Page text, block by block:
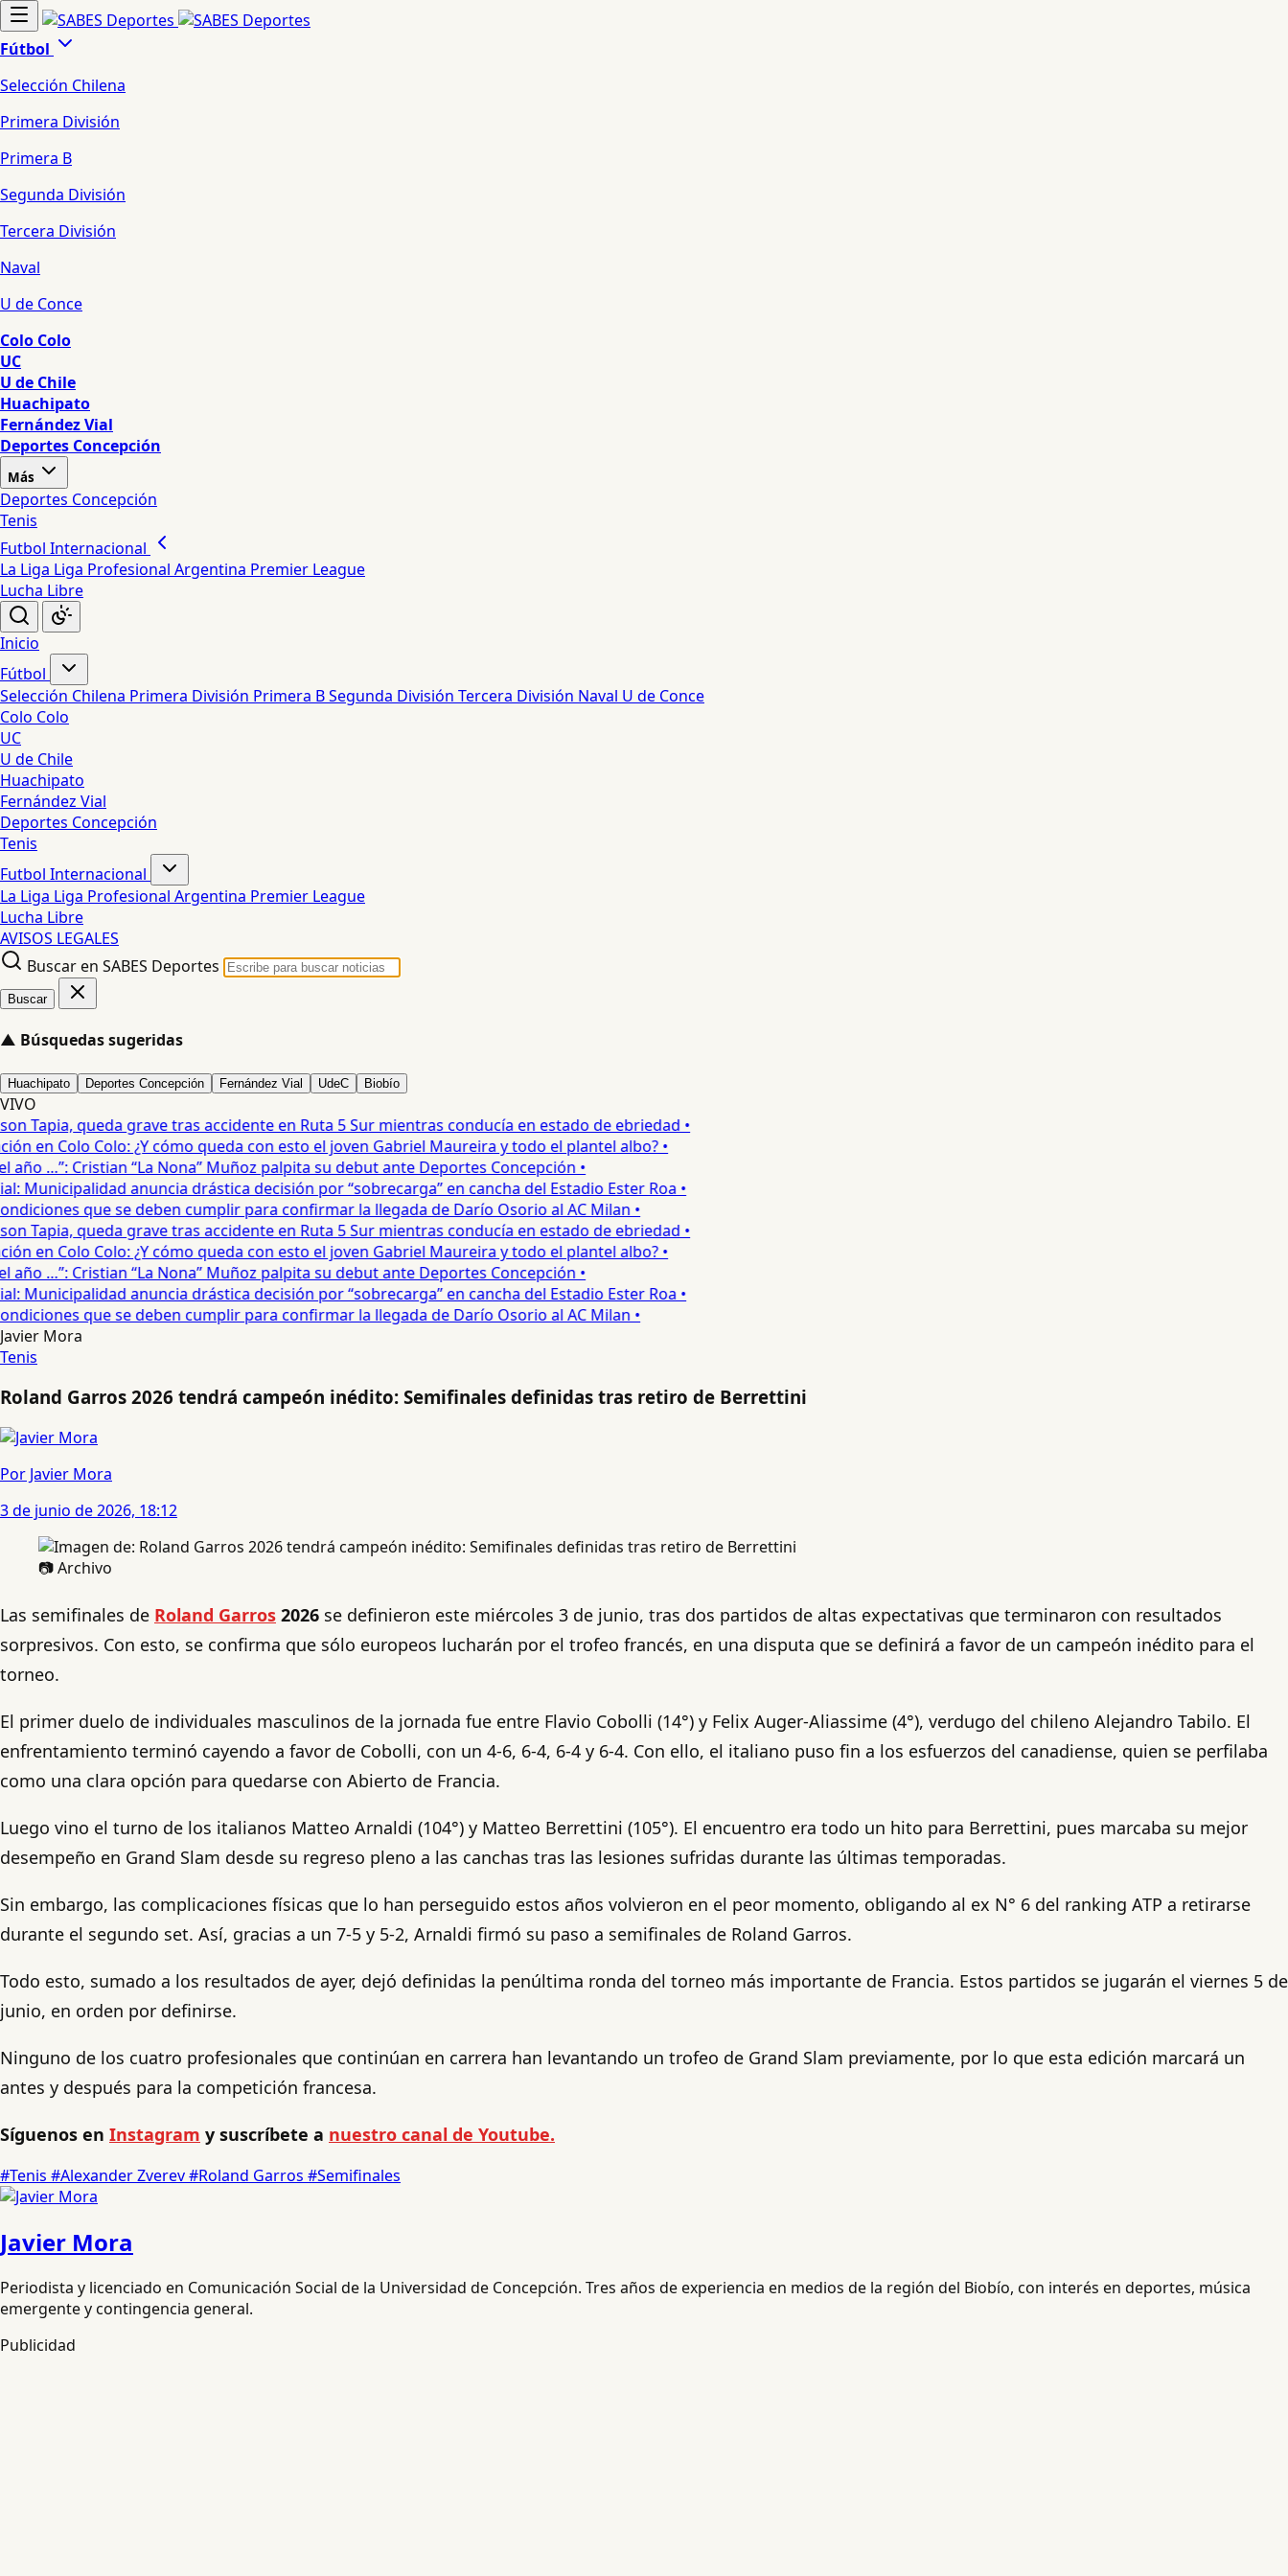
Fútbol
Selección Chilena
Primera División
Primera B
Segunda División
Tercera División
Naval
U de Conce
Colo Colo
UC
U de Chile
Huachipato
Fernández Vial
Deportes Concepción
Más
Deportes Concepción
Tenis
Futbol Internacional
La Liga Liga Profesional Argentina Premier League
Lucha Libre
Inicio
Fútbol
Selección Chilena Primera División Primera BSegunda División Tercera División Naval U de Conce
Colo Colo
UC
U de Chile
Huachipato
Fernández Vial
Deportes Concepción
Tenis
Futbol Internacional
La Liga Liga Profesional Argentina Premier League
Lucha Libre
AVISOS LEGALES
Buscar en SABES Deportes
Buscar
▲ Búsquedas sugeridas
Huachipato Deportes Concepción Fernández Vial UdeC Biobío
VIVO
Tapia, queda grave tras accidente en Ruta 5 Sur mientras conducía en estado de ebriedad •
en Colo Colo: ¿Y cómo queda con esto el joven Gabriel Maureira y todo el plantel albo? •
…”: Cristian “La Nona” Muñoz palpita su debut ante Deportes Concepción •
Municipalidad anuncia drástica decisión por “sobrecarga” en cancha del Estadio Ester Roa •
que se deben cumplir para confirmar la llegada de Darío Osorio al AC Milan •
Tapia, queda grave tras accidente en Ruta 5 Sur mientras conducía en estado de ebriedad •
en Colo Colo: ¿Y cómo queda con esto el joven Gabriel Maureira y todo el plantel albo? •
…”: Cristian “La Nona” Muñoz palpita su debut ante Deportes Concepción •
Municipalidad anuncia drástica decisión por “sobrecarga” en cancha del Estadio Ester Roa •
que se deben cumplir para confirmar la llegada de Darío Osorio al AC Milan •
Javier Mora
Tenis
Roland Garros 2026 tendrá campeón inédito: Semifinales definidas tras retiro de Berrettini
Por Javier Mora
3 de junio de 2026, 18:12
📷 Archivo
Las semifinales de Roland Garros 2026 se definieron este miércoles 3 de junio, tras dos partidos de altas expectativas que terminaron con resultados
sorpresivos. Con esto, se confirma que sólo europeos lucharán por el trofeo francés, en una disputa que se definirá a favor de un campeón inédito para el
torneo.
El primer duelo de individuales masculinos de la jornada fue entre Flavio Cobolli (14°) y Felix Auger-Aliassime (4°), verdugo del chileno Alejandro Tabilo. El
enfrentamiento terminó cayendo a favor de Cobolli, con un 4-6, 6-4, 6-4 y 6-4. Con ello, el italiano puso fin a los esfuerzos del canadiense, quien se perfilaba
como una clara opción para quedarse con Abierto de Francia.
Luego vino el turno de los italianos Matteo Arnaldi (104°) y Matteo Berrettini (105°). El encuentro era todo un hito para Berrettini, pues marcaba su mejor
desempeño en Grand Slam desde su regreso pleno a las canchas tras las lesiones sufridas durante las últimas temporadas.
Sin embargo, las complicaciones físicas que lo han perseguido estos años volvieron en el peor momento, obligando al ex N° 6 del ranking ATP a retirarse
durante el segundo set. Así, gracias a un 7-5 y 5-2, Arnaldi firmó su paso a semifinales de Roland Garros.
Todo esto, sumado a los resultados de ayer, dejó definidas la penúltima ronda del torneo más importante de Francia. Estos partidos se jugarán el viernes 5 de
junio, en orden por definirse.
Ninguno de los cuatro profesionales que continúan en carrera han levantando un trofeo de Grand Slam previamente, por lo que esta edición marcará un
antes y después para la competición francesa.
Síguenos en Instagram y suscríbete a nuestro canal de Youtube.
#Tenis #Alexander Zverev#Roland Garros #Semifinales
Javier Mora
Periodista y licenciado en Comunicación Social de la Universidad de Concepción. Tres años de experiencia en medios de la región del Biobío, con interés en deportes, música
emergente y contingencia general.
Publicidad